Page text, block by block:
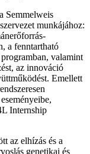
Semmelweis
munkájához:
a fenntartható
valamint
az innováció
Emellett
Internship
az elhízás és a
genetikai és